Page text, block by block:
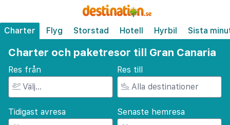
Charter Flyg Storstad Hotell Hyrbil Sista
Charter och paketresor till Gran Canaria
Res från Res till
Tidigast avresa Senaste hemresa